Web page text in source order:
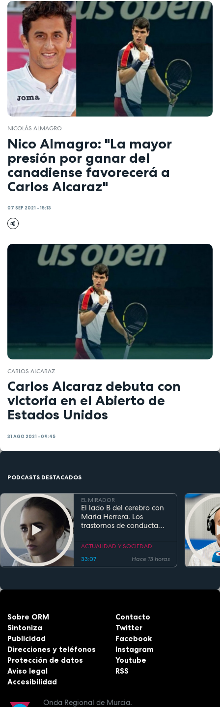
NICOLÁS ALMAGRO
Nico Almagro: "La mayor
presión por ganar del
canadiense favorecerá a
Carlos Alcaraz"
07 SEP 2021 - 15:13
CARLOS ALCARAZ
Carlos Alcaraz debuta con
victoria en el Abierto de
Estados Unidos
31 AGO 2021 - 09:45
PODCASTS DESTACADOS
EL MIRADOR
El lado B del cerebro con
María Herrera. Los
trastornos de conducta
ACTUALIDAD Y SOCIEDAD
33:07
Hace 13 horas
Onda Regional de Murcia.
Sobre ORM
Sintoniza
Publicidad
Direcciones y teléfonos
Protección de datos
Aviso legal
Accesibilidad
Contacto
Twitter
Facebook
Instagram
Youtube
RSS